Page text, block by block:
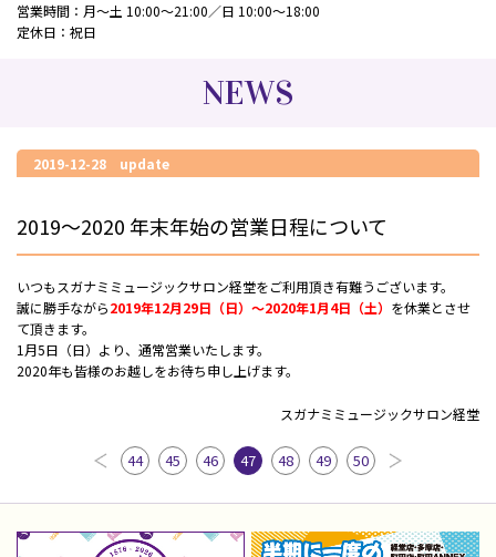
営業時間：月～土 10:00～21:00／日 10:00～18:00
定休日：祝日
NEWS
2019-12-28 update
2019～2020 年末年始の営業日程について
いつもスガナミミュージックサロン経堂をご利用頂き有難うございます。
誠に勝手ながら2019年12月29日（日）～2020年1月4日（土） を休業とさせ
て頂きます。
1月5日（日）より、通常営業いたします。
2020年も皆様のお越しをお待ち申し上げます。
スガナミミュージックサロン経堂
44 45 46 47 48 49 50